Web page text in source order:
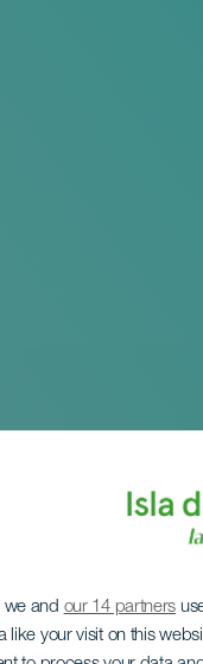
we and our 14 partners
like your visit on this